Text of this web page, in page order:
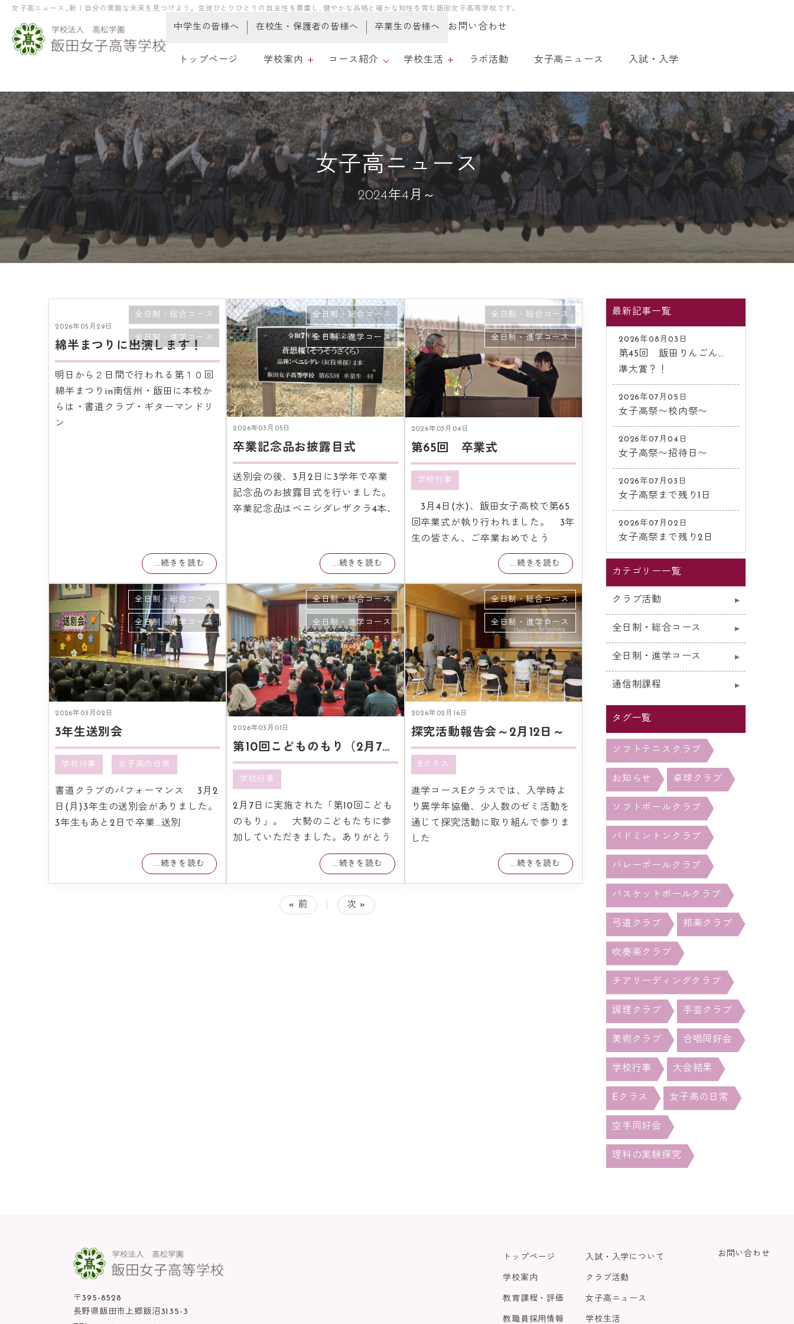
女子高ニュース_新｜自分の素敵な未来を見つけよう。生徒ひとりひとりの自主性を尊重し､健やかな品格と確かな知性を育む飯田女子高等学校です｡
トップページ 学校案内
学校案内
教育課程・評価
教職員採用情報
コース紹介
全日制・総合コース
学校生活
学校生活
心の広場
ラボ活動 女子高ニュース 入試・入学
入試・入学について
WEB出願について
中学生の皆様へ 在校生・保護者の皆様へ 卒業生の皆様へ お問い合わせ
女子高ニュース
2024年4月～
2026年05月29日
綿半まつりに出演します！
全日制・総合コース
全日制・進学コース
明日から２日間で行われる第１０回
綿半まつりin南信州・飯田に本校か
らは・書道クラブ・ギターマンドリ
ン
...続きを読む
2026年03月05日
卒業記念品お披露目式
全日制・総合コース
全日制・進学コース
送別会の後、3月2日に3学年で卒業
記念品のお披露目式を行いました。
卒業記念品はベニシダレザクラ4本、
...続きを読む
2026年03月04日
第65回 卒業式
全日制・総合コース
全日制・進学コース
学校行事
3月4日(水)、飯田女子高校で第65
回卒業式が執り行われました。 3年
生の皆さん、ご卒業おめでとう
...続きを読む
2026年03月02日
3年生送別会
全日制・総合コース
全日制・進学コース
学校行事 女子高の日常
書道クラブのパフォーマンス 3月2
日(月)3年生の送別会がありました。
3年生もあと2日で卒業…送別
...続きを読む
2026年03月01日
第10回こどものもり（2月7日）
全日制・総合コース
全日制・進学コース
学校行事
2月7日に実施された「第10回こども
のもり」。 大勢のこどもたちに参
加していただきました。ありがとう
...続きを読む
2026年02月16日
探究活動報告会～2月12日～
全日制・総合コース
全日制・進学コース
Eクラス
進学コースEクラスでは、入学時よ
り異学年協働、少人数のゼミ活動を
通じて探究活動に取り組んで参りま
した
...続きを読む
« 前 次 »
最新記事一覧
2026年08月03日
第45回 飯田りんごん…
準大賞？！
2026年07月05日
女子高祭〜校内祭〜
2026年07月04日
女子高祭〜招待日〜
2026年07月03日
女子高祭まで残り1日
2026年07月02日
女子高祭まで残り2日
カテゴリー一覧
クラブ活動
全日制・総合コース
全日制・進学コース
通信制課程
タグ一覧
ソフトテニスクラブ
お知らせ 卓球クラブ
ソフトボールクラブ
バドミントンクラブ
バレーボールクラブ
バスケットボールクラブ
弓道クラブ 邦楽クラブ
吹奏楽クラブ
チアリーディングクラブ
調理クラブ 手芸クラブ
美術クラブ 合唱同好会
学校行事 大会結果
Eクラス 女子高の日常
空手同好会
理科の実験探究
〒395-8528
長野県飯田市上郷飯沼3135-3
トップページ
学校案内
教育課程・評価
教職員採用情報
入試・入学について
クラブ活動
女子高ニュース
学校生活
お問い合わせ